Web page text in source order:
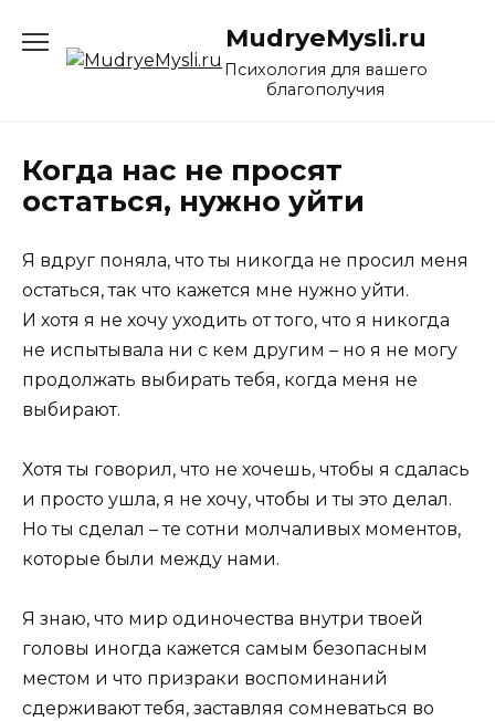
содержанию
MudryeMysli.ru
Психология для вашего
благополучия
Когда нас не просят
остаться, нужно уйти
Я вдруг поняла, что ты никогда не просил меня
остаться, так что кажется мне нужно уйти.
И хотя я не хочу уходить от того, что я никогда
не испытывала ни с кем другим – но я не могу
продолжать выбирать тебя, когда меня не
выбирают.
Хотя ты говорил, что не хочешь, чтобы я сдалась
и просто ушла, я не хочу, чтобы и ты это делал.
Но ты сделал – те сотни молчаливых моментов,
которые были между нами.
Я знаю, что мир одиночества внутри твоей
головы иногда кажется самым безопасным
местом и что призраки воспоминаний
сдерживают тебя, заставляя сомневаться во